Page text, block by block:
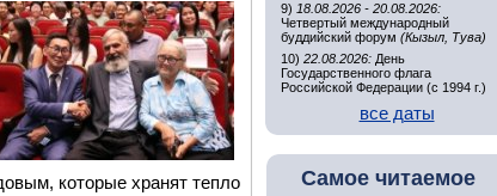
которые хранят тепло
9) 18.08.2026 - 20.08.2026:
Четвертый международный
буддийский форум (Кызыл, Тува)
10) 22.08.2026: День
Государственного флага
Российской Федерации (с 1994 г.)
все даты
Самое читаемое